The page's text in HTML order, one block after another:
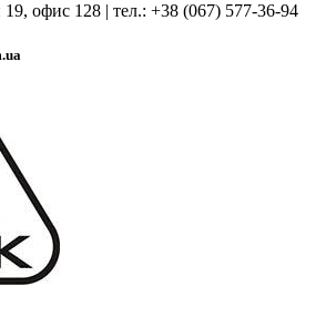
офис 128 | тел.: +38 (067) 577-36-94